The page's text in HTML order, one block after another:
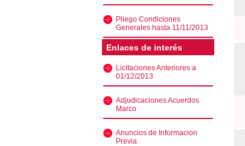
Pliego Condiciones
Generales hasta 11/11/2013
Enlaces de interés
Licitaciones Anteriores a
01/12/2013
Adjudicaciones Acuerdos
Marco
Anuncios de Informacion
Previa